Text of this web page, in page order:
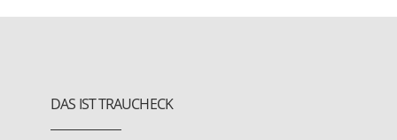
DAS IST TRAUCHECK